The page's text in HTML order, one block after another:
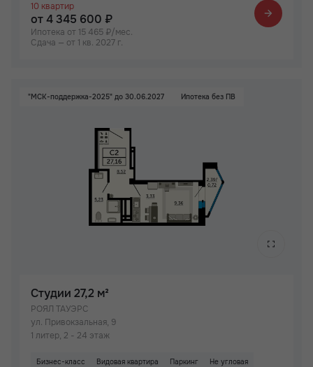
10 квартир
от 4 345 600 ₽
Ипотека от 15 465 ₽/мес.
Сдача — от 1 кв. 2027 г.
Студии 27,2 м²
РОЯЛ ТАУЭРС
ул. Привокзальная, 9
1 литер, 2 - 24 этаж
Бизнес-класс Видовая квартира Паркинг Не угловая
"МСК-поддержка-2025" до 30.06.2027 Ипотека без ПВ